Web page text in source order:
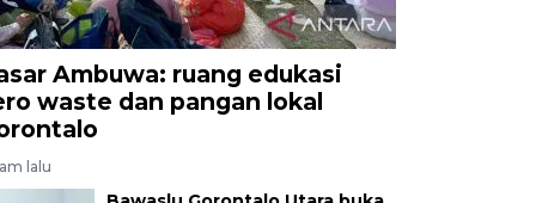
Ambuwa: ruang edukasi
waste dan pangan lokal
lalu